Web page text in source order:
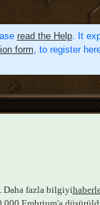
read the Help. It
form, to register
Daha fazla bilgiyi